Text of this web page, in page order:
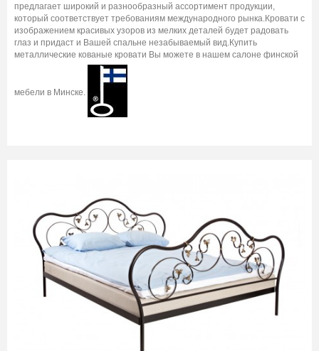
предлагает широкий и разнообразный ассортимент продукции,
который соответствует требованиям международного рынка.Кровати с
изображением красивых узоров из мелких деталей будет радовать
глаз и придаст и Вашей спальне незабываемый вид.Купить
металлические кованые кровати Вы можете в нашем салоне финской
мебели в Минске.